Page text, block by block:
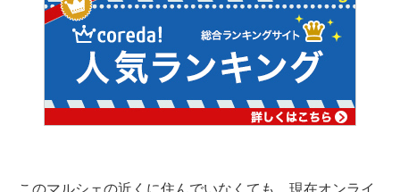
このマルシェの近くに住んでいなくても、現在オンライ